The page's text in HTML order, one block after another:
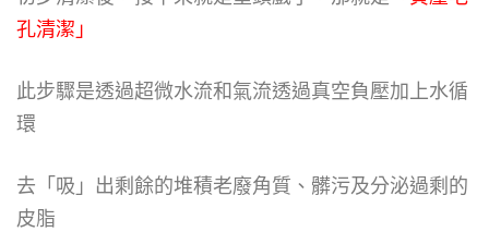
孔清潔」
此步驟是透過超微水流和氣流透過真空負壓加上水循
環
去「吸」出剩餘的堆積老廢角質、髒污及分泌過剩的
皮脂